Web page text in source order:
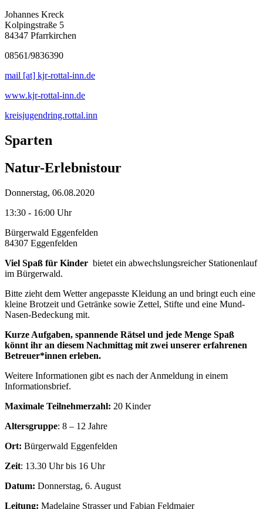
Johannes Kreck
Kolpingstraße 5
84347 Pfarrkirchen
08561/9836390
mail [at] kjr-rottal-inn.de
www.kjr-rottal-inn.de
kreisjugendring.rottal.inn
Sparten
Natur-Erlebnistour
Donnerstag, 06.08.2020
13:30 - 16:00 Uhr
Bürgerwald Eggenfelden
84307 Eggenfelden
Viel Spaß für Kinder bietet ein abwechslungsreicher Stationenlauf
im Bürgerwald.
Bitte zieht dem Wetter angepasste Kleidung an und bringt euch eine
kleine Brotzeit und Getränke sowie Zettel, Stifte und eine Mund-
Nasen-Bedeckung mit.
Kurze Aufgaben, spannende Rätsel und jede Menge Spaß
könnt ihr an diesem Nachmittag mit zwei unserer erfahrenen
Betreuer*innen erleben.
Weitere Informationen gibt es nach der Anmeldung in einem
Informationsbrief.
Maximale Teilnehmerzahl: 20 Kinder
Altersgruppe: 8 – 12 Jahre
Ort: Bürgerwald Eggenfelden
Zeit: 13.30 Uhr bis 16 Uhr
Datum: Donnerstag, 6. August
Leitung: Madelaine Strasser und Fabian Feldmaier